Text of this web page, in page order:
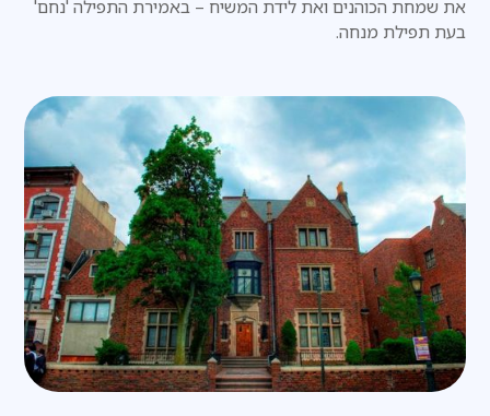
את שמחת הכוהנים ואת לידת המשיח – באמירת התפילה 'נחם'
בעת תפילת מנחה.